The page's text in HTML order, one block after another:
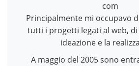
com
Principalmente mi occupavo
tutti i progetti legati al web,
ideazione e la
A maggio del 2005 sono